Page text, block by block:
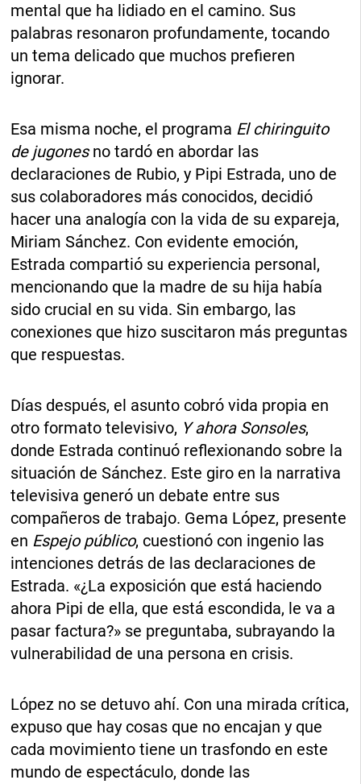
mental que ha lidiado en el camino. Sus
palabras resonaron profundamente, tocando
un tema delicado que muchos prefieren
ignorar.
Esa misma noche, el programa El chiringuito
de jugonesno tardó en abordar las
declaraciones de Rubio, y Pipi Estrada, uno de
sus colaboradores más conocidos, decidió
hacer una analogía con la vida de su expareja,
Miriam Sánchez. Con evidente emoción,
Estrada compartió su experiencia personal,
mencionando que la madre de su hija había
sido crucial en su vida. Sin embargo, las
conexiones que hizo suscitaron más preguntas
que respuestas.
Días después, el asunto cobró vida propia en
otro formato televisivo, Y ahora Sonsoles,
donde Estrada continuó reflexionando sobre la
situación de Sánchez. Este giro en la narrativa
televisiva generó un debate entre sus
compañeros de trabajo. Gema López, presente
en Espejo público, cuestionó con ingenio las
intenciones detrás de las declaraciones de
Estrada. «¿La exposición que está haciendo
ahora Pipi de ella, que está escondida, le va a
pasar factura?» se preguntaba, subrayando la
vulnerabilidad de una persona en crisis.
López no se detuvo ahí. Con una mirada crítica,
expuso que hay cosas que no encajan y que
cada movimiento tiene un trasfondo en este
mundo de espectáculo, donde las